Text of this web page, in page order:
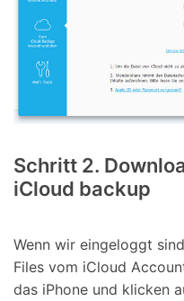
Schritt 2.
iCloud backup
Wenn wir eingeloggt
Files vom iCloud
das iPhone und klicken